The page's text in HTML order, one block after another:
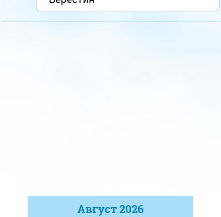
Август2026